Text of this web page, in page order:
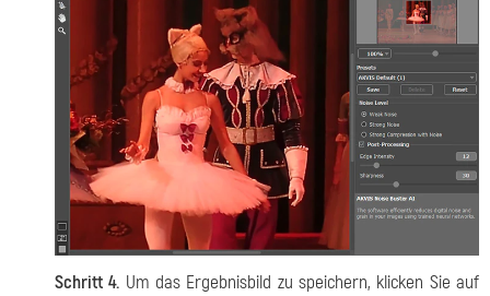
Schritt 4. Um das Ergebnisbild zu speichern, klicken Sie auf